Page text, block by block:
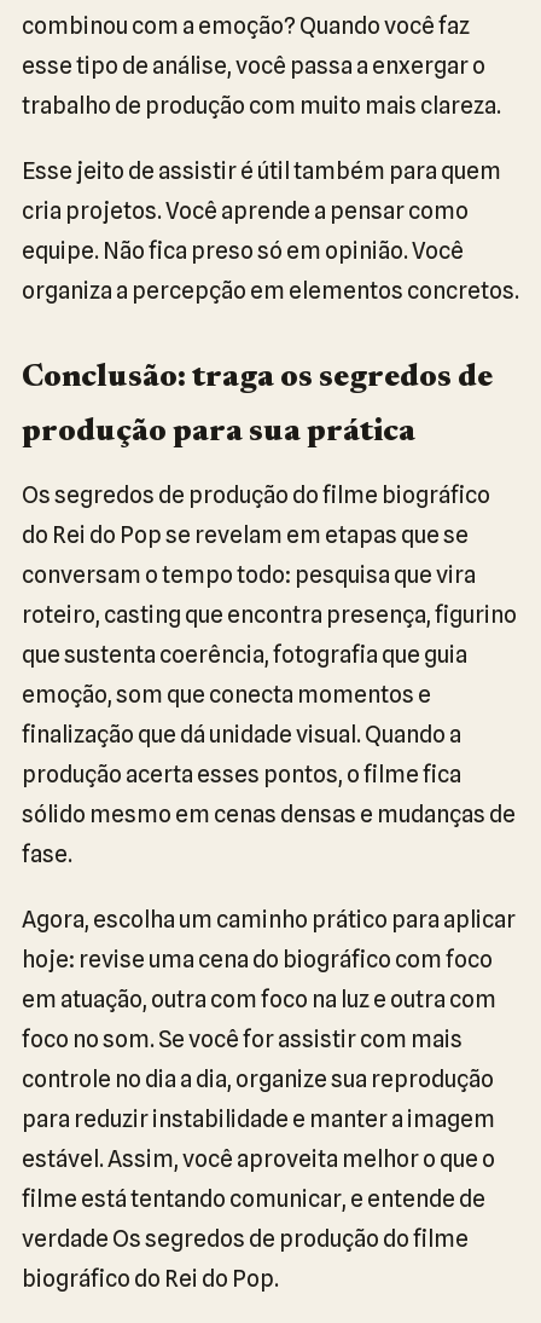
combinou com a emoção? Quando você faz
esse tipo de análise, você passa a enxergar o
trabalho de produção com muito mais clareza.
Esse jeito de assistir é útil também para quem
cria projetos. Você aprende a pensar como
equipe. Não fica preso só em opinião. Você
organiza a percepção em elementos concretos.
Conclusão: traga os segredos de
produção para sua prática
Os segredos de produção do filme biográfico
do Rei do Pop se revelam em etapas que se
conversam o tempo todo: pesquisa que vira
roteiro, casting que encontra presença, figurino
que sustenta coerência, fotografia que guia
emoção, som que conecta momentos e
finalização que dá unidade visual. Quando a
produção acerta esses pontos, o filme fica
sólido mesmo em cenas densas e mudanças de
fase.
Agora, escolha um caminho prático para aplicar
hoje: revise uma cena do biográfico com foco
em atuação, outra com foco na luz e outra com
foco no som. Se você for assistir com mais
controle no dia a dia, organize sua reprodução
para reduzir instabilidade e manter a imagem
estável. Assim, você aproveita melhor o que o
filme está tentando comunicar, e entende de
verdade Os segredos de produção do filme
biográfico do Rei do Pop.